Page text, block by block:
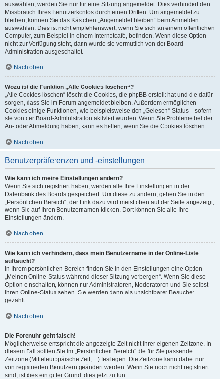
auswählen, werden Sie nur für eine Sitzung angemeldet. Dies verhindert den
Missbrauch Ihres Benutzerkontos durch einen Dritten. Um angemeldet zu
bleiben, können Sie das Kästchen „Angemeldet bleiben“ beim Anmelden
auswählen. Dies ist nicht empfehlenswert, wenn Sie sich an einem öffentlichen
Computer, zum Beispiel in einem Internetcafé, befinden. Wenn diese Option
nicht zur Verfügung steht, dann wurde sie vermutlich von der Board-
Administration ausgeschaltet.
Nach oben
Wozu ist die Funktion „Alle Cookies löschen“?
„Alle Cookies löschen“ löscht die Cookies, die phpBB erstellt hat und die dafür
sorgen, dass Sie im Forum angemeldet bleiben. Außerdem ermöglichen
Cookies einige Funktionen, wie beispielsweise den „Gelesen“-Status – sofern
sie von der Board-Administration aktiviert wurden. Wenn Sie Probleme bei der
An- oder Abmeldung haben, kann es helfen, wenn Sie die Cookies löschen.
Nach oben
Benutzerpräferenzen und -einstellungen
Wie kann ich meine Einstellungen ändern?
Wenn Sie sich registriert haben, werden alle Ihre Einstellungen in der
Datenbank des Boards gespeichert. Um diese zu ändern, gehen Sie in den
„Persönlichen Bereich“; der Link dazu wird meist oben auf der Seite angezeigt,
wenn Sie auf Ihren Benutzernamen klicken. Dort können Sie alle Ihre
Einstellungen ändern.
Nach oben
Wie kann ich verhindern, dass mein Benutzername in der Online-Liste
auftaucht?
In Ihrem persönlichen Bereich finden Sie in den Einstellungen eine Option
„Meinen Online-Status während dieser Sitzung verbergen“. Wenn Sie diese
Option einschalten, können nur Administratoren, Moderatoren und Sie selbst
Ihren Online-Status sehen. Sie werden dann als unsichtbarer Besucher
gezählt.
Nach oben
Die Forenuhr geht falsch!
Möglicherweise entspricht die angezeigte Zeit nicht Ihrer eigenen Zeitzone. In
diesem Fall sollten Sie im „Persönlichen Bereich“ die für Sie passende
Zeitzone (Mitteleuropäische Zeit, ...) festlegen. Die Zeitzone kann dabei nur
von registrierten Benutzern geändert werden. Wenn Sie noch nicht registriert
sind, ist dies ein guter Grund, dies jetzt zu tun.